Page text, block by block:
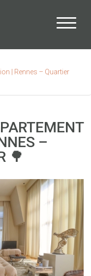
| Rennes – Quartier
–
🌳